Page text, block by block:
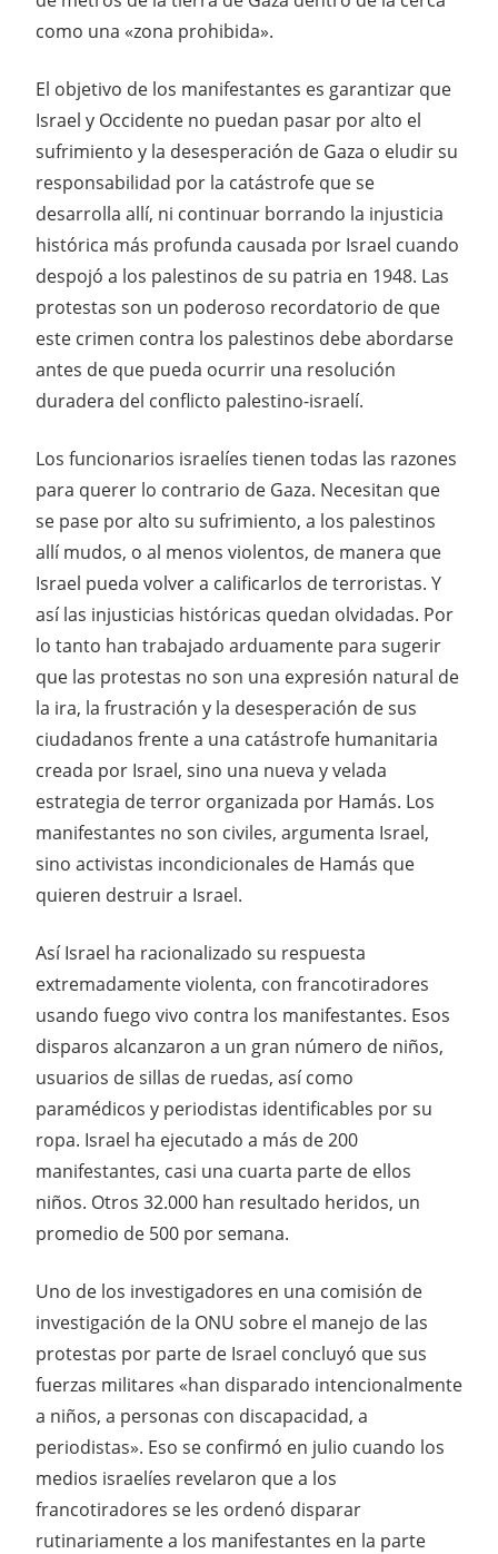
como una «zona prohibida».
El objetivo de los manifestantes es garantizar que
Israel y Occidente no puedan pasar por alto el
sufrimiento y la desesperación de Gaza o eludir su
responsabilidad por la catástrofe que se
desarrolla allí, ni continuar borrando la injusticia
histórica más profunda causada por Israel cuando
despojó a los palestinos de su patria en 1948. Las
protestas son un poderoso recordatorio de que
este crimen contra los palestinos debe abordarse
antes de que pueda ocurrir una resolución
duradera del conflicto palestino-israelí.
Los funcionarios israelíes tienen todas las razones
para querer lo contrario de Gaza. Necesitan que
se pase por alto su sufrimiento, a los palestinos
allí mudos, o al menos violentos, de manera que
Israel pueda volver a calificarlos de terroristas. Y
así las injusticias históricas quedan olvidadas. Por
lo tanto han trabajado arduamente para sugerir
que las protestas no son una expresión natural de
la ira, la frustración y la desesperación de sus
ciudadanos frente a una catástrofe humanitaria
creada por Israel, sino una nueva y velada
estrategia de terror organizada por Hamás. Los
manifestantes no son civiles, argumenta Israel,
sino activistas incondicionales de Hamás que
quieren destruir a Israel.
Así Israel ha racionalizado su respuesta
extremadamente violenta, con francotiradores
usando fuego vivo contra los manifestantes. Esos
disparos alcanzaron a un gran número de niños,
usuarios de sillas de ruedas, así como
paramédicos y periodistas identificables por su
ropa. Israel ha ejecutado a más de 200
manifestantes, casi una cuarta parte de ellos
niños. Otros 32.000 han resultado heridos, un
promedio de 500 por semana.
Uno de los investigadores en una comisión de
investigación de la ONU sobre el manejo de las
protestas por parte de Israel concluyó que sus
fuerzas militares «han disparado intencionalmente
a niños, a personas con discapacidad, a
periodistas». Eso se confirmó en julio cuando los
medios israelíes revelaron que a los
francotiradores se les ordenó disparar
rutinariamente a los manifestantes en la parte